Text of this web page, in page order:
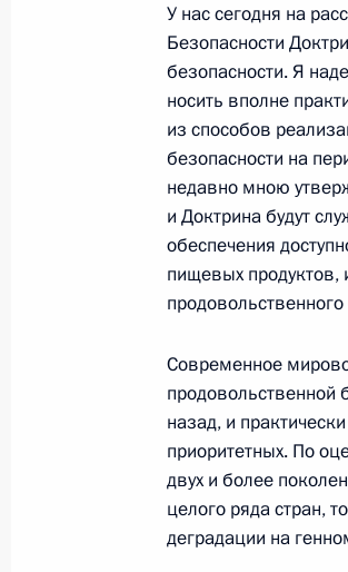
7 декабря 2009
Телефонный
7 декабря 2009 года,
10 декабря
Республики
7 декабря 2009 года,
Российско-
7 декабря 2009 года,
6 декабря 2009
У нас сегодня на
Безопасности
безопасности. Я
носить вполне
из способов
безопасности на
недавно мною
и Доктрина будут
обеспечения
пищевых
Современное
продовольственной
назад, и
приоритетных. По
двух и более
целого ряда стран,
деградации на